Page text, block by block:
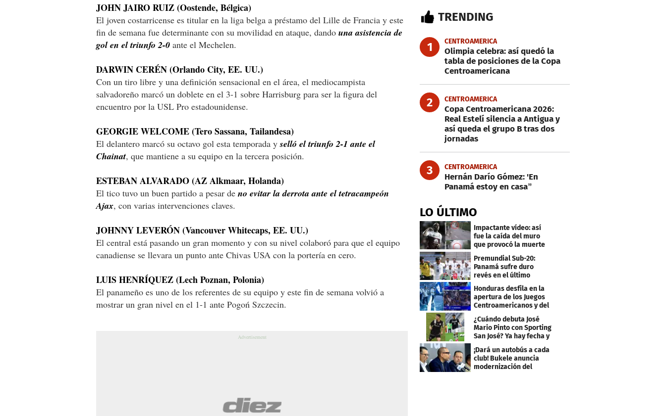
JOHN JAIRO RUIZ (Oostende, Bélgica)
El joven costarricense es titular en la liga belga a préstamo del Lille de Francia y este
fin de semana fue determinante con su movilidad en ataque, dando una asistencia de
gol en el triunfo 2-0 ante el Mechelen.
DARWIN CERÉN (Orlando City, EE. UU.)
Con un tiro libre y una definición sensacional en el área, el mediocampista
salvadoreño marcó un doblete en el 3-1 sobre Harrisburg para ser la figura del
encuentro por la USL Pro estadounidense.
GEORGIE WELCOME (Tero Sassana, Tailandesa)
El delantero marcó su octavo gol esta temporada yselló el triunfo 2-1 ante el
Chainat, que mantiene a su equipo en la tercera posición.
ESTEBAN ALVARADO (AZ Alkmaar, Holanda)
El tico tuvo un buen partido a pesar de no evitar la derrota ante el tetracampeón
Ajax, con varias intervenciones claves.
JOHNNY LEVERÓN (Vancouver Whitecaps, EE. UU.)
El central está pasando un gran momento y con su nivel colaboró para que el equipo
canadiense se llevara un punto ante Chivas USA con la portería en cero.
LUIS HENRÍQUEZ (Lech Poznan, Polonia)
El panameño es uno de los referentes de su equipo y este fin de semana volvió a
mostrar un gran nivel en el 1-1 ante Pogoń Szczecin.
TRENDING
1 CENTROAMERICA
Olimpia celebra: así quedó la
tabla de posiciones de la Copa
Centroamericana
2 CENTROAMERICA
Copa Centroamericana 2026:
Real Estelí silencia a Antigua y
así queda el grupo B tras dos
jornadas
3 CENTROAMERICA
Hernán Darío Gómez: 'En
Panamá estoy en casa”
LO ÚLTIMO
Impactante vídeo: así
fue la caída del muro
que provocó la muerte
de Tássio Maia
Premundial Sub-20:
Panamá sufre duro
revés en el último
minuto y se aleja de 4tos
Honduras desfila en la
apertura de los Juegos
Centroamericanos y del
Caribe 2026
¿Cuándo debuta José
Mario Pinto con Sporting
San José? Ya hay fecha y
¡Dará un autobús a cada
club! Bukele anuncia
modernización del